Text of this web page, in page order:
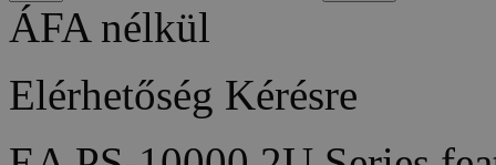
ÁFA nélkül
Elérhetőség Kérésre